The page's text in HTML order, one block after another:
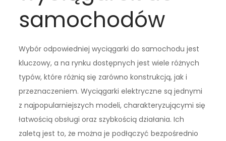
samochodów
Wybór odpowiedniej wyciągarki do samochodu jest
kluczowy, a na rynku dostępnych jest wiele różnych
typów, które różnią się zarówno konstrukcją, jak i
przeznaczeniem. Wyciągarki elektryczne są jednymi
z najpopularniejszych modeli, charakteryzującymi się
łatwością obsługi oraz szybkością działania. Ich
zaletą jest to, że można je podłączyć bezpośrednio